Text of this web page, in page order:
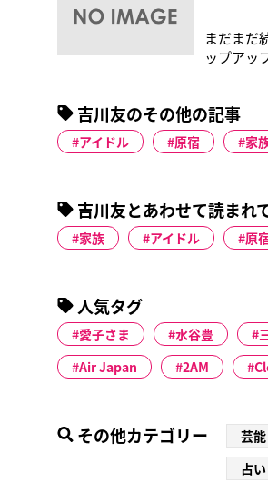
まだまだ
ップアッ
ガール
組で他の
吉川友のその他の記事
アイドル 原宿 家
吉川友とあわせて読まれ
家族 アイドル 原
人気タグ
愛子さま 水谷豊
Air Japan
2AM
その他カテゴリー 芸能
占い